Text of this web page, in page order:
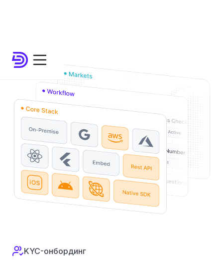
KYC-онбординг